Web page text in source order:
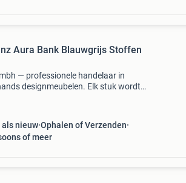
Aura Bank Blauwgrijs Stoffen
— professionele handelaar in
designmeubelen. Elk stuk wordt
als nieuw Ophalen of Verzenden
of meer